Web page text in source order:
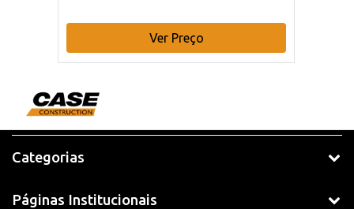
Ver Preço
Categorias
Páginas Institucionais